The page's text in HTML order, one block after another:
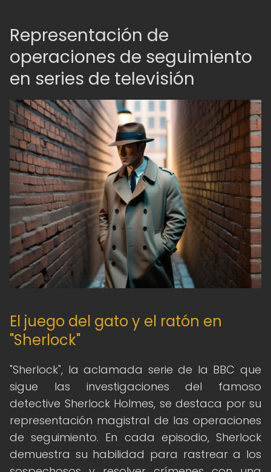
Representación de
operaciones de seguimiento
en series de televisión
El juego del gato y el ratón en
"Sherlock"
"Sherlock", la aclamada serie de la BBC que
sigue las investigaciones del famoso
detective Sherlock Holmes, se destaca por su
representación magistral de las operaciones
de seguimiento. En cada episodio, Sherlock
demuestra su habilidad para rastrear a los